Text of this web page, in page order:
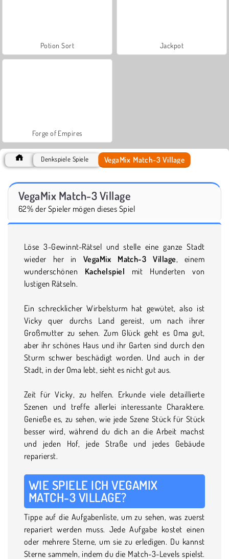
Potion Sort Jackpot
Forge of Empires
Denkspiele Spiele VegaMix Match-3 Village
VegaMix Match-3 Village
62% der Spieler mögen dieses Spiel
Löse 3-Gewinnt-Rätsel und stelle eine ganze Stadt
wieder her in VegaMix Match-3 Village, einem
wunderschönen Kachelspiel mit Hunderten von
lustigen Rätseln.
Ein schrecklicher Wirbelsturm hat gewütet, also ist
Vicky quer durchs Land gereist, um nach ihrer
Großmutter zu sehen. Zum Glück geht es Oma gut,
aber ihr schönes Haus und ihr Garten sind durch den
Sturm schwer beschädigt worden. Und auch in der
Stadt, in der Oma lebt, sieht es nicht gut aus.
Zeit für Vicky, zu helfen. Erkunde viele detaillierte
Szenen und treffe allerlei interessante Charaktere.
Genieße es, zu sehen, wie jede Szene Stück für Stück
besser wird, während du dich an die Arbeit machst
und jeden Hof, jede Straße und jedes Gebäude
reparierst.
WIE SPIELE ICH VEGAMIX
MATCH-3 VILLAGE?
Tippe auf die Aufgabenliste, um zu sehen, was zuerst
repariert werden muss. Jede Aufgabe kostet einen
oder mehrere Sterne, um sie zu erledigen. Du kannst
Sterne sammeln, indem du die Match-3-Levels spielst.